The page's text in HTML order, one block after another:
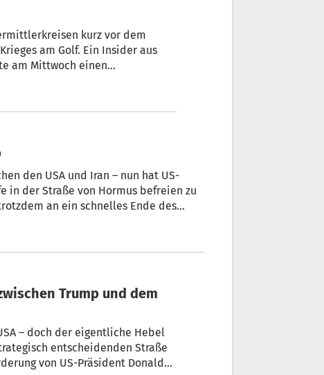
kurz vor dem
am Golf. Ein Insider aus
am Mittwoch einen
der US-Vorschlag derzeit
den USA und Iran – nun hat US-
in der Straße von Hormus befreien zu
an ein schnelles Ende des
Trump und dem
– doch der eigentliche Hebel
entscheidenden Straße
von US-Präsident Donald